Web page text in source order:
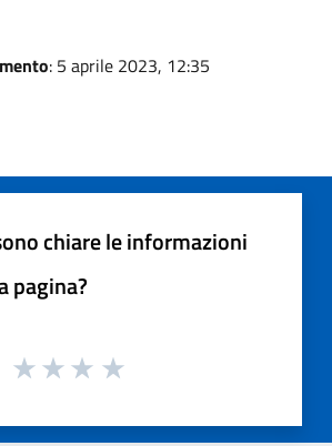
: 5 aprile 2023, 12:35
chiare le informazioni
pagina?